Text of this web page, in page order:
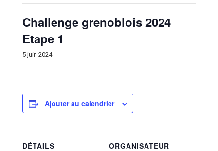
Challenge grenoblois 2024
Etape 1
5 juin 2024
Ajouter au calendrier
DÉTAILS
ORGANISATEUR